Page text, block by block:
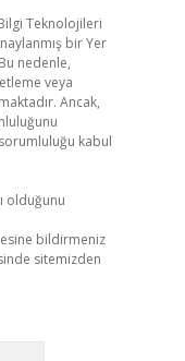
Teknolojileri
bir Yer
nedenle,
veya
Ancak,
kabul
olduğunu
bildirmeniz
sitemizden